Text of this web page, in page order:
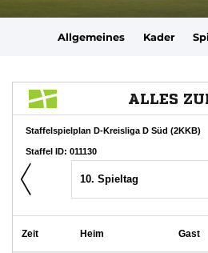
Allgemeines Kader